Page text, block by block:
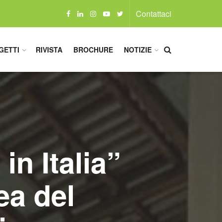
Contattaci
RIVISTA BROCHURE NOTIZIE
Italia”
del